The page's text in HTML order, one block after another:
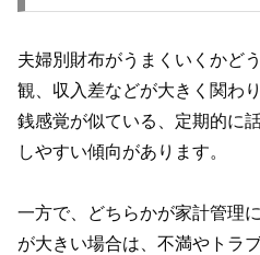
夫婦別財布がうまくいくかど
観、収入差などが大きく関わ
銭感覚が似ている、定期的に
しやすい傾向があります。
一方で、どちらかが家計管理
が大きい場合は、不満やトラ